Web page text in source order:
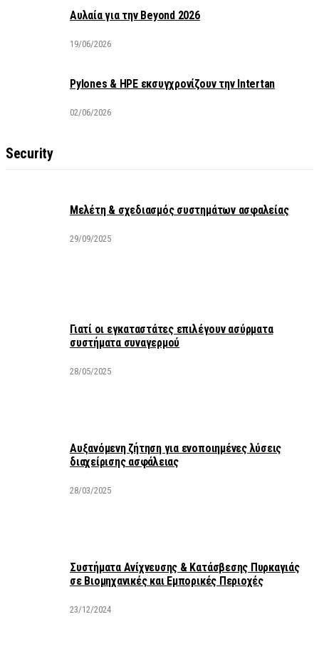
Αυλαία για την Beyond 2026
19/06/2026
Pylones & HPE εκσυγχρονίζουν την Intertan
02/06/2026
Security
Μελέτη & σχεδιασμός συστημάτων ασφαλείας
29/09/2025
Γιατί οι εγκαταστάτες επιλέγουν ασύρματα
συστήματα συναγερμού
28/05/2025
Αυξανόμενη ζήτηση για ενοποιημένες λύσεις
διαχείρισης ασφάλειας
28/03/2025
Συστήματα Ανίχνευσης & Κατάσβεσης Πυρκαγιάς
σε Βιομηχανικές και Εμπορικές Περιοχές
23/12/2024